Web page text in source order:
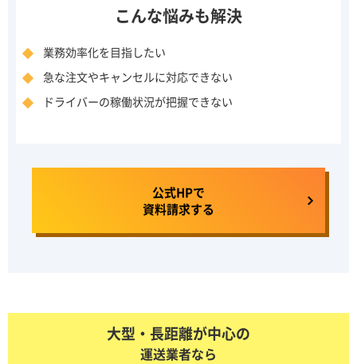
こんな悩みも解決
業務効率化を目指したい
急な注文やキャンセルに対応できない
ドライバーの稼働状況が把握できない
公式HPで
資料請求する
大型・長距離が中心の
運送業者なら